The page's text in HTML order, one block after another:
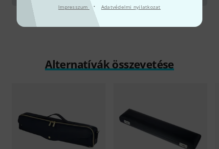
Impresszum · Adatvédelmi nyilatkozat
Alternatívák összevetése